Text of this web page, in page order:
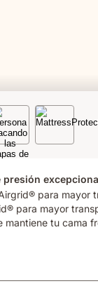
para
para mayor
tu cama